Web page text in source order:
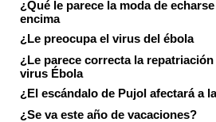
¿Qué le parece la moda de
encima
¿Le preocupa el virus del ébola
¿Le parece correcta la
virus Ébola
¿El escándalo de Pujol afectará a
¿Se va este año de vacaciones?